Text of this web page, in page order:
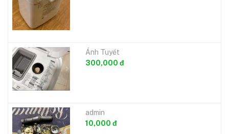
Ánh Tuyết
300,000 đ
admin
10,000 đ